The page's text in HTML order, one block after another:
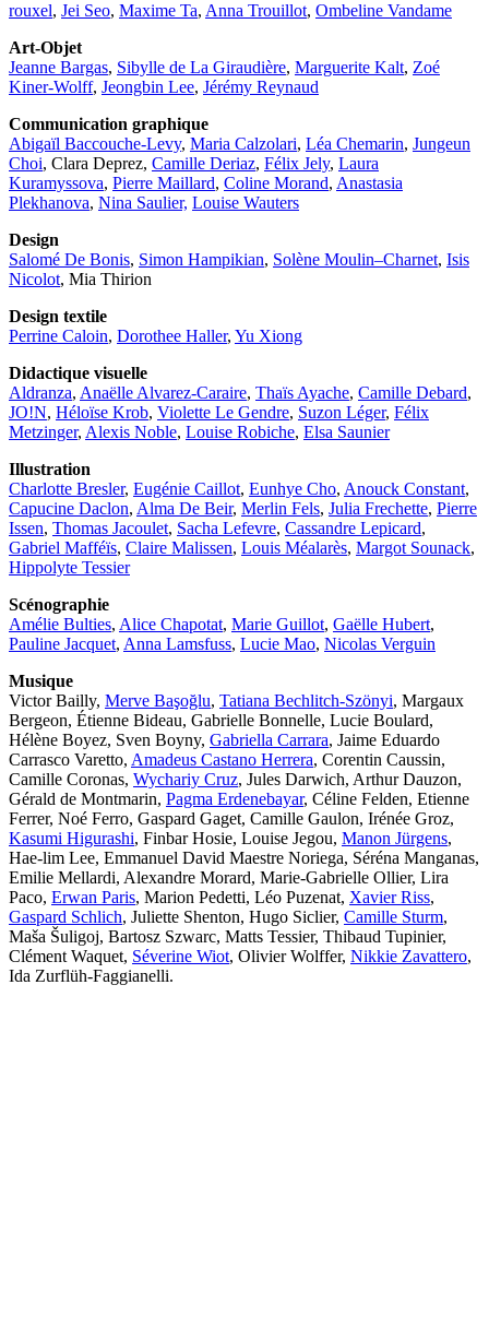
rouxel, Jei Seo, Maxime Ta, Anna Trouillot, Ombeline Vandame
Art-Objet
Jeanne Bargas, Sibylle de La Giraudière, Marguerite Kalt, Zoé
Kiner-Wolff, Jeongbin Lee, Jérémy Reynaud
Communication graphique
Abigaïl Baccouche-Levy, Maria Calzolari, Léa Chemarin, Jungeun
Choi, Clara Deprez, Camille Deriaz, Félix Jely, Laura
Kuramyssova, Pierre Maillard, Coline Morand, Anastasia
Plekhanova, Nina Saulier, Louise Wauters
Design
Salomé De Bonis, Simon Hampikian, Solène Moulin–Charnet, Isis
Nicolot, Mia Thirion
Design textile
Perrine Caloin, Dorothee Haller, Yu Xiong
Didactique visuelle
Aldranza, Anaëlle Alvarez-Caraire, Thaïs Ayache, Camille Debard,
JO!N, Héloïse Krob, Violette Le Gendre, Suzon Léger, Félix
Metzinger, Alexis Noble, Louise Robiche, Elsa Saunier
Illustration
Charlotte Bresler, Eugénie Caillot, Eunhye Cho, Anouck Constant,
Capucine Daclon, Alma De Beir, Merlin Fels, Julia Frechette, Pierre
Issen, Thomas Jacoulet, Sacha Lefevre, Cassandre Lepicard,
Gabriel Mafféïs, Claire Malissen, Louis Méalarès, Margot Sounack,
Hippolyte Tessier
Scénographie
Amélie Bulties, Alice Chapotat, Marie Guillot, Gaëlle Hubert,
Pauline Jacquet, Anna Lamsfuss, Lucie Mao, Nicolas Verguin
Musique
Victor Bailly, Merve Başoğlu, Tatiana Bechlitch-Szönyi, Margaux
Bergeon, Étienne Bideau, Gabrielle Bonnelle, Lucie Boulard,
Hélène Boyez, Sven Boyny, Gabriella Carrara, Jaime Eduardo
Carrasco Varetto, Amadeus Castano Herrera, Corentin Caussin,
Camille Coronas, Wychariy Cruz, Jules Darwich, Arthur Dauzon,
Gérald de Montmarin, Pagma Erdenebayar, Céline Felden, Etienne
Ferrer, Noé Ferro, Gaspard Gaget, Camille Gaulon, Irénée Groz,
Kasumi Higurashi, Finbar Hosie, Louise Jegou, Manon Jürgens,
Hae-lim Lee, Emmanuel David Maestre Noriega, Séréna Manganas,
Emilie Mellardi, Alexandre Morard, Marie-Gabrielle Ollier, Lira
Paco, Erwan Paris, Marion Pedetti, Léo Puzenat, Xavier Riss,
Gaspard Schlich, Juliette Shenton, Hugo Siclier, Camille Sturm,
Maša Šuligoj, Bartosz Szwarc, Matts Tessier, Thibaud Tupinier,
Clément Waquet, Séverine Wiot, Olivier Wolffer, Nikkie Zavattero,
Ida Zurflüh-Faggianelli.